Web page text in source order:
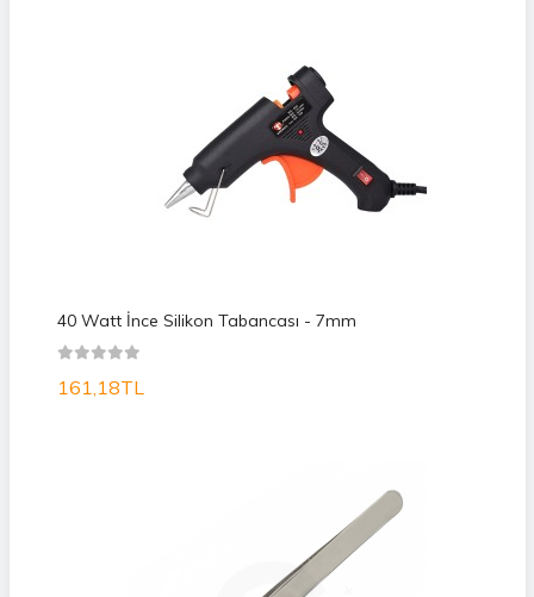
40 Watt İnce Silikon Tabancası - 7mm
161,18TL